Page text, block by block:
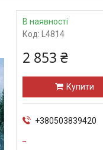
В наявності
Код: L4814
2 853 ₴
Купити
+380503839420